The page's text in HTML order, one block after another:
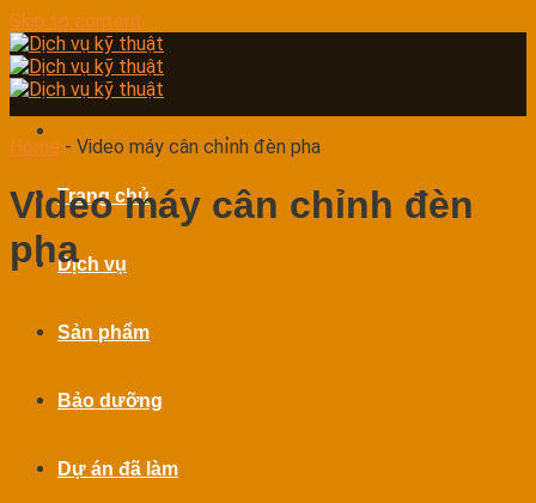
Skip to content
Trang chủ
Dịch vụ
Sản phẩm
Bảo dưỡng
Dự án đã làm
Home - Video máy cân chỉnh đèn pha
Video máy cân chỉnh đèn
pha